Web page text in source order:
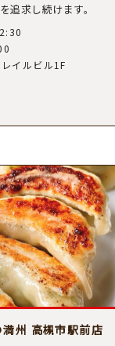
追求し続けます。
イルビル1F
満州 高槻市駅前店